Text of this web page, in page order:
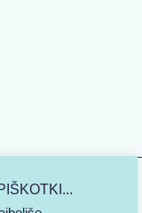
na majice | Vse